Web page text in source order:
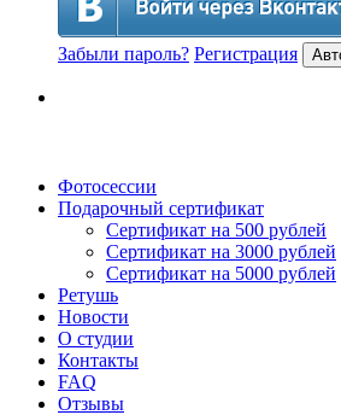
Забыли пароль? Регистрация
Фотосессии
Подарочный сертификат
Сертификат на 500 рублей
Сертификат на 3000 рублей
Сертификат на 5000 рублей
Ретушь
Новости
О студии
Контакты
FAQ
Отзывы